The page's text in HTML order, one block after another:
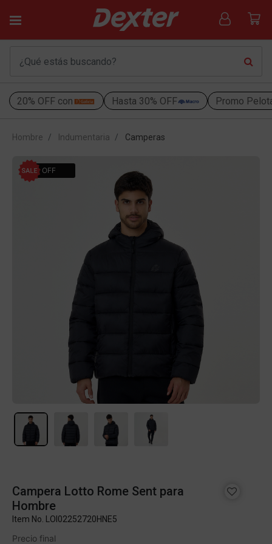
20% OFF con Hasta 30% OFF Promo
Hombre Indumentaria Camperas
40% OFF
Campera Lotto Rome Sent para
Hombre
Item No. LOI02252720HNE5
Precio final